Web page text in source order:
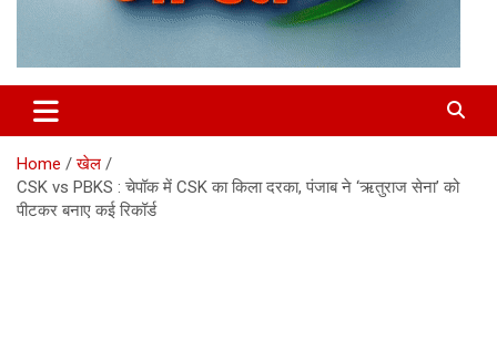
PalPalBharat.Com | न्यूज़ पोर्टल
Home
खेल
CSK vs PBKS : चेपॉक में CSK का किला दरका, पंजाब ने ‘ऋतुराज सेना’ को
पीटकर बनाए कई रिकॉर्ड